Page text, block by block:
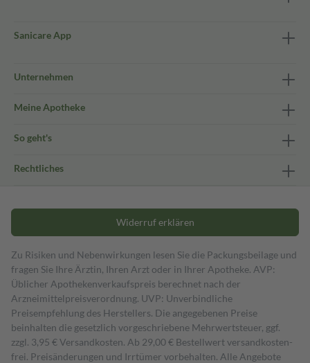
Sanicare App
Unternehmen
Meine Apotheke
So geht's
Rechtliches
Widerruf erklären
Zu Risiken und Nebenwirkungen lesen Sie die Packungsbeilage und
fragen Sie Ihre Ärztin, Ihren Arzt oder in Ihrer Apotheke. AVP:
Üblicher Apothekenverkaufspreis berechnet nach der
Arzneimittelpreisverordnung. UVP: Unverbindliche
Preisempfehlung des Herstellers. Die angegebenen Preise
beinhalten die gesetzlich vorgeschriebene Mehrwertsteuer, ggf.
zzgl. 3,95 € Versandkosten. Ab 29,00 € Bestell­wert versand­kosten­
frei. Preisänderungen und Irrtümer vorbehalten. Alle Angebote